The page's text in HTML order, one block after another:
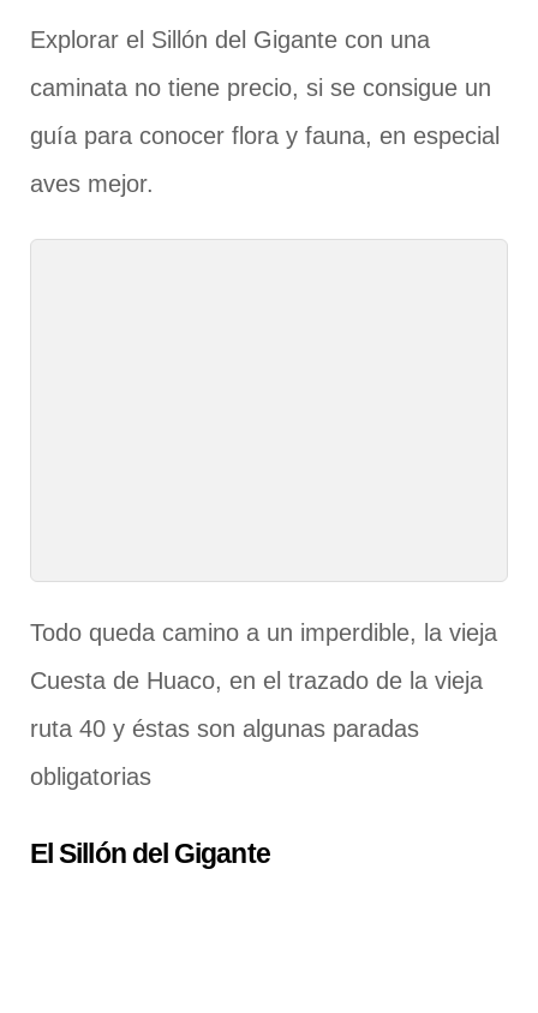
Explorar el Sillón del Gigante con una
caminata no tiene precio, si se consigue un
guía para conocer flora y fauna, en especial
aves mejor.
Todo queda camino a un imperdible, la vieja
Cuesta de Huaco, en el trazado de la vieja
ruta 40 y éstas son algunas paradas
obligatorias
El Sillón del Gigante